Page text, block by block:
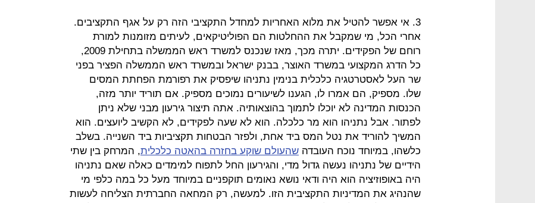
3. אי אפשר להטיל את מלוא האחריות למחדל התקציבי הזה רק על אגף התקציבים.
אחרי הכל, מי שמקבל את ההחלטות הם הפוליטיקאים, לעיתים מזומנות למורת
רוחם של הפקידים. יתרה מכך, מאז שנכנס למשרד ראש הממשלה בתחילת 2009,
כל הדרג המקצועי במשרד האוצר, בבנק ישראל ובמשרד ראש הממשלה הפציר בפני
שר העל לאסטרטגיה כלכלית בנימין נתניהו שיפסיק את רפורמת הפחתת המסים
שלו. מספיק, הם אמרו לו, הגענו לשיעורים נמוכים מספיק. אם תוריד יותר מזה,
הכנסות המדינה לא יוכלו לתמוך בהוצאותיה. אתה תיצור גירעון מבני שלא ניתן
לפתור. אבל נתניהו הוא מר כלכלה. הוא לא שעה לפקידים, לא הקשיב ליועצים. הוא
המשיך להוריד את נטל המס ביד אחת, ולפזר הבטחות תקציביות ביד השנייה. בשלב
כלשהו, במיוחד נוכח העובדה שהעולם שוקע בחזרה בהאטה כלכלית, המרחק בין שתי
הידיים של נתניהו נעשה גדול מדי, והגירעון החל לתפוח למימדים כאלה שאם נתניהו
היה באופוזיציה הוא היה ודאי נושא נאומים תוקפניים במיוחד מעל כל במה כלפי מי
שהנהיג את המדיניות התקציבית הזו. למעשה, רק המחאה החברתית הצליחה לעשות